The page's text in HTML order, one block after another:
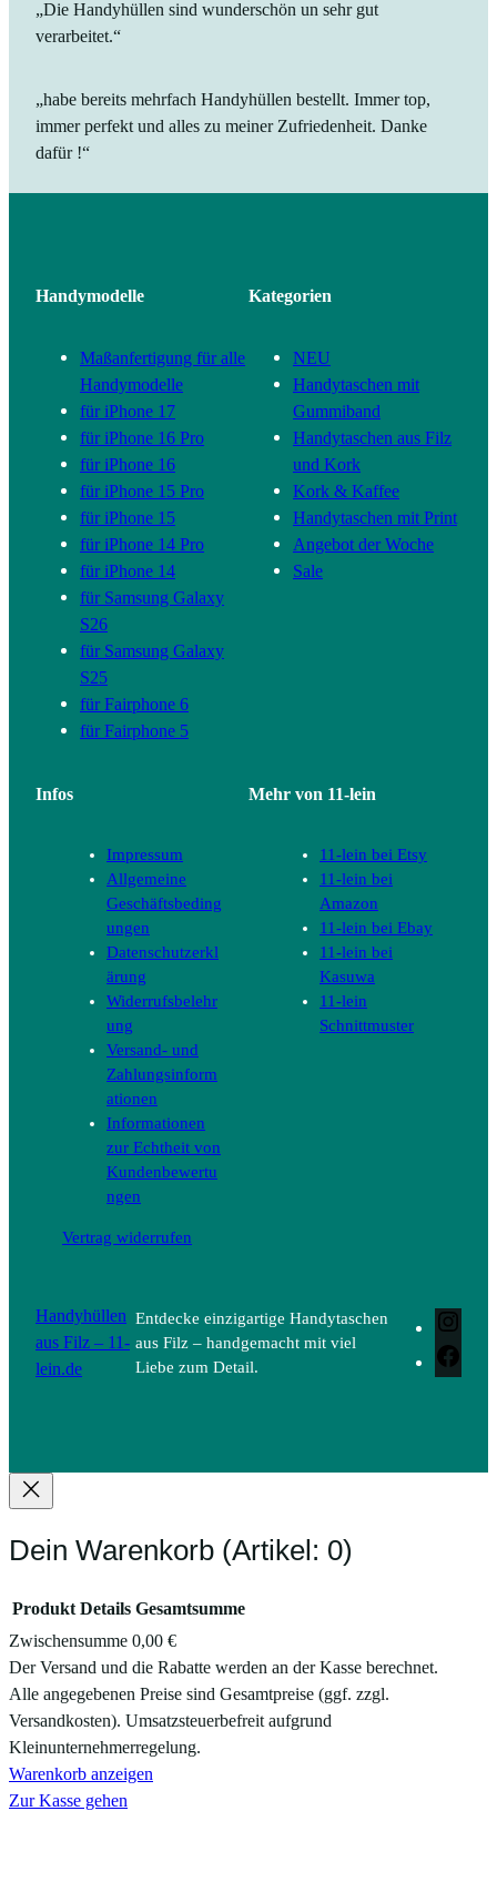
„Die Handyhüllen sind wunderschön un sehr gut
verarbeitet.“
„habe bereits mehrfach Handyhüllen bestellt. Immer top,
immer perfekt und alles zu meiner Zufriedenheit. Danke
dafür !“
Handymodelle
Maßanfertigung für alle
Handymodelle
für iPhone 17
für iPhone 16 Pro
für iPhone 16
für iPhone 15 Pro
für iPhone 15
für iPhone 14 Pro
für iPhone 14
für Samsung Galaxy
S26
für Samsung Galaxy
S25
für Fairphone 6
für Fairphone 5
Kategorien
NEU
Handytaschen mit
Gummiband
Handytaschen aus Filz
und Kork
Kork & Kaffee
Handytaschen mit Print
Angebot der Woche
Sale
Infos
Impressum
Allgemeine
Geschäftsbeding
ungen
Datenschutzerkl
ärung
Widerrufsbelehr
ung
Versand- und
Zahlungsinform
ationen
Informationen
zur Echtheit von
Kundenbewertu
ngen
Vertrag widerrufen
Mehr von 11-lein
11-lein bei Etsy
11-lein bei
Amazon
11-lein bei Ebay
11-lein bei
Kasuwa
11-lein
Schnittmuster
Handyhüllen
aus Filz – 11-
lein.de
Entdecke einzigartige Handytaschen
aus Filz – handgemacht mit viel
Liebe zum Detail.
Dein Warenkorb (Artikel: 0)
Produkte
im
Warenkorb
Produkt Details Gesamtsumme
Zwischensumme 0,00 €
Der Versand und die Rabatte werden an der Kasse berechnet.
Alle angegebenen Preise sind Gesamtpreise (ggf. zzgl.
Versandkosten). Umsatzsteuerbefreit aufgrund
Kleinunternehmerregelung.
Warenkorb anzeigen
Zur Kasse gehen